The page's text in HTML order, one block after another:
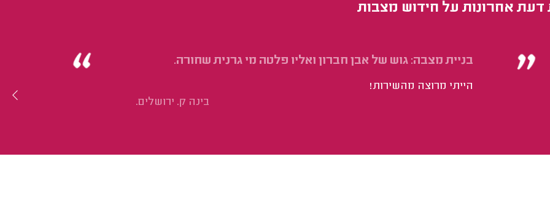
דעת אחרונות על חידוש מצבות
בניית מצבה: גוש של אבן חברון ואליו פלטה מי גרנית שחורה.
הייתי מרוצה מהשירות!
בינה ק. ירושלים.